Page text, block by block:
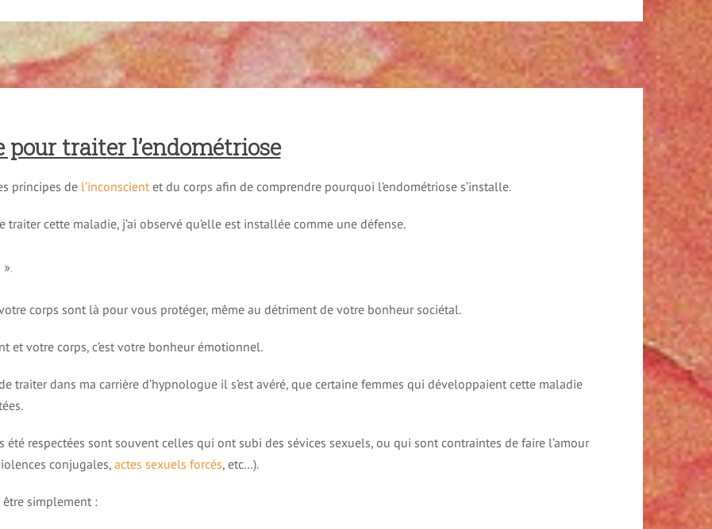
pour traiter l’endométriose
principes de l’inconscientet du corps afin de comprendre pourquoi l’endométriose s’installe.
traiter cette maladie, j’ai observé qu’elle est installée comme une défense.
corps sont là pour vous protéger, même au détriment de votre bonheur sociétal.
et votre corps, c’est votre bonheur émotionnel.
traiter dans ma carrière d’hypnologue il s’est avéré, que certaine femmes qui développaient cette maladie
été respectées sont souvent celles qui ont subi des sévices sexuels, ou qui sont contraintes de faire l’amour
conjugales, actes sexuels forcés, etc…).
être simplement :